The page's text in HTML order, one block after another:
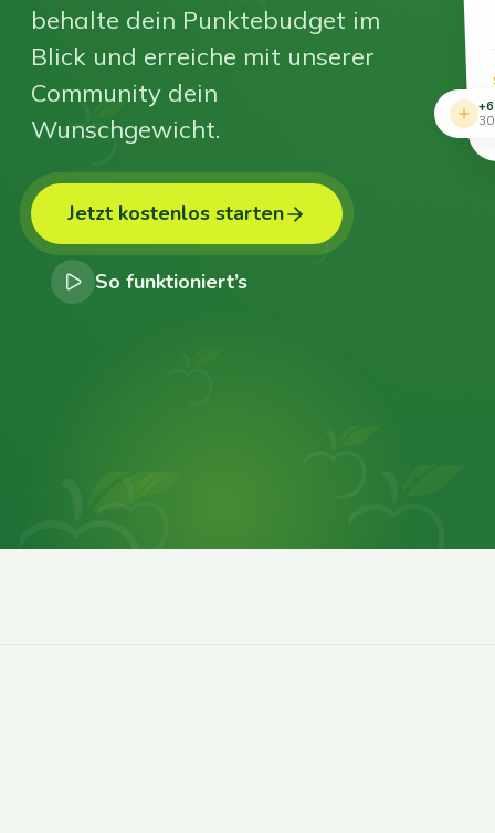
behalte dein Punktebudget im
Blick und erreiche mit unserer
Community dein
Wunschgewicht.
Jetzt kostenlos starten
So funktioniert’s